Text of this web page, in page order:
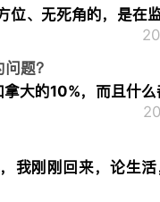
位、无死角的，是在
题？
大的10%，而且什么
我刚刚回来，论生